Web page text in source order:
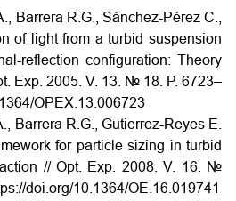
Barrera R.G., Sánchez-Pérez C.,
of light from a turbid suspension
reflection configuration: Theory
Exp. 2005. V. 13. № 18. P. 6723–
OPEX.13.006723
Barrera R.G., Gutierrez-Reyes E.
for particle sizing in turbid
// Opt. Exp. 2008. V. 16. №
doi.org/10.1364/OE.16.019741